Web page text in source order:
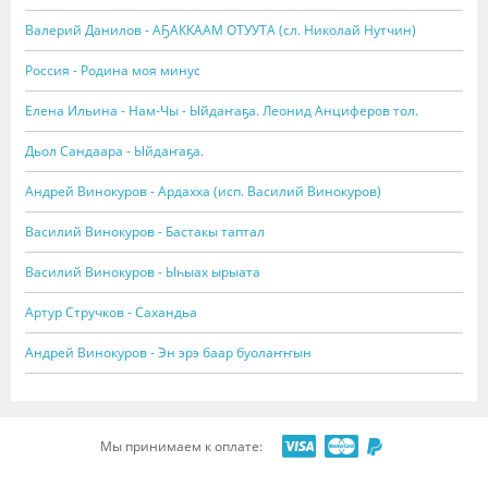
Валерий Данилов - АҔАККААМ ОТУУТА (сл. Николай Нутчин)
Россия - Родина моя минус
Елена Ильина - Нам-Чы - Ыйдаҥаҕа. Леонид Анциферов тол.
Дьол Сандаара - Ыйдаҥаҕа.
Андрей Винокуров - Ардахха (исп. Василий Винокуров)
Василий Винокуров - Бастакы таптал
Василий Винокуров - Ыһыах ырыата
Артур Стручков - Сахандьа
Андрей Винокуров - Эн эрэ баар буолаҥҥын
Мы принимаем к оплате: